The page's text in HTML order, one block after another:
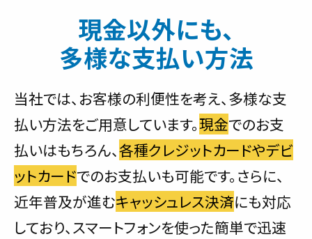
現金以外にも、
多様な支払い方法
当社では、お客様の利便性を考え、多様な支
払い方法をご用意しています。現金でのお支
払いはもちろん、各種クレジットカードやデビ
ットカードでのお支払いも可能です。さらに、
近年普及が進むキャッシュレス決済にも対応
しており、スマートフォンを使った簡単で迅速